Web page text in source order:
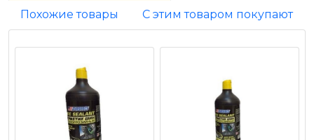
Похожие товары С этим товаром покупают